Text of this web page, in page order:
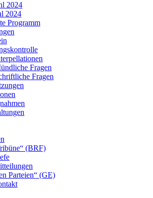
2024
2024
Programm
Fragen
Fragen
(BRF)
Parteien“ (GE)